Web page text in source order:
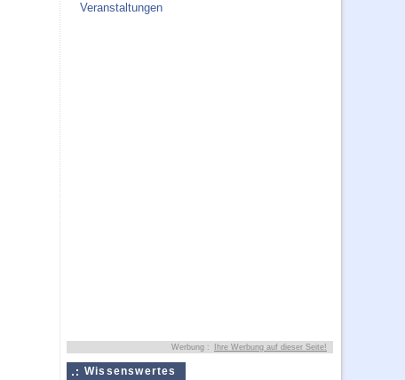
Veranstaltungen
Werbung : Ihre Werbung auf dieser Seite!
Wissenswertes